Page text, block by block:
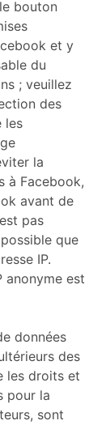
bouton
et y
du
; veuillez
des
les
la
à Facebook,
avant de
pas
que
IP.
anonyme est
données
des
les droits et
pour la
sont